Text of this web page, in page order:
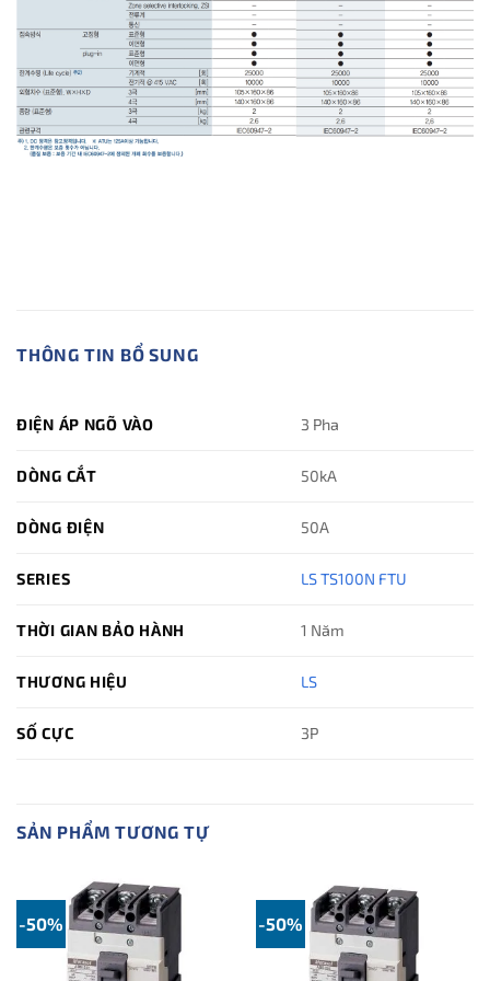
THÔNG TIN BỔ SUNG
ĐIỆN ÁP NGÕ VÀO 3 Pha
DÒNG CẮT 50kA
DÒNG ĐIỆN 50A
SERIES LS TS100N FTU
THỜI GIAN BẢO HÀNH 1 Năm
THƯƠNG HIỆU LS
SỐ CỰC 3P
SẢN PHẨM TƯƠNG TỰ
-50% -50%